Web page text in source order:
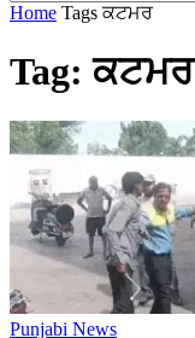
Home Tags ਕਟਮਰ
Tag: ਕਟਮਰ
Punjabi News